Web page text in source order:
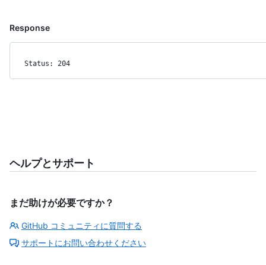
Response
Status: 204
ヘルプとサポート
まだ助けが必要ですか？
GitHub コミュニティに質問する
サポートにお問い合わせください